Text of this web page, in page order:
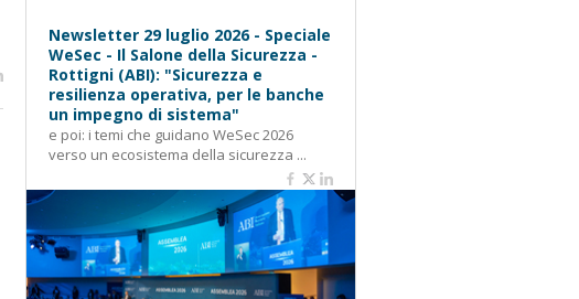
Newsletter 29 luglio 2026 - Speciale
WeSec - Il Salone della Sicurezza -
Rottigni (ABI): "Sicurezza e
resilienza operativa, per le banche
un impegno di sistema"
e poi: i temi che guidano WeSec 2026
verso un ecosistema della sicurezza ...